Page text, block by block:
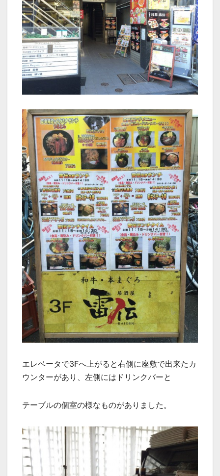
エレベータで3Fへ上がると右側に座敷で出来たカ
ウンターがあり、左側にはドリンクバーと
テーブルの個室の様なものがありました。